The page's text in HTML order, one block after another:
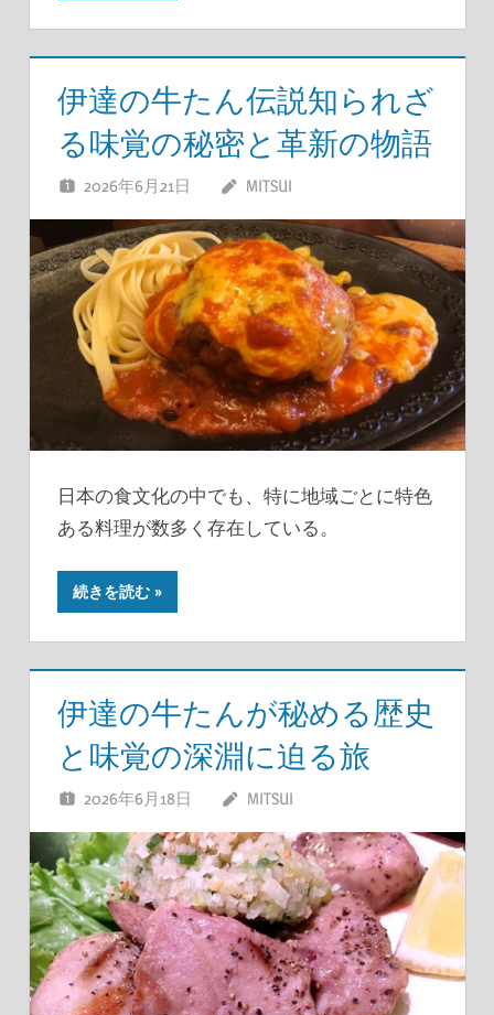
伊達の牛たん伝説知られざ
る味覚の秘密と革新の物語
2026年6月21日 MITSUI
日本の食文化の中でも、特に地域ごとに特色
ある料理が数多く存在している。
続きを読む
伊達の牛たんが秘める歴史
と味覚の深淵に迫る旅
2026年6月18日 MITSUI